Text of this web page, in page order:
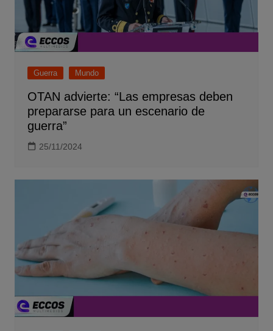
Guerra Mundo
OTAN advierte: “Las empresas deben
prepararse para un escenario de
guerra”
25/11/2024